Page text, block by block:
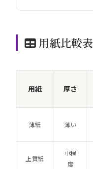
用紙比較表
用紙 厚さ
薄紙 薄い
上質紙
中程
度